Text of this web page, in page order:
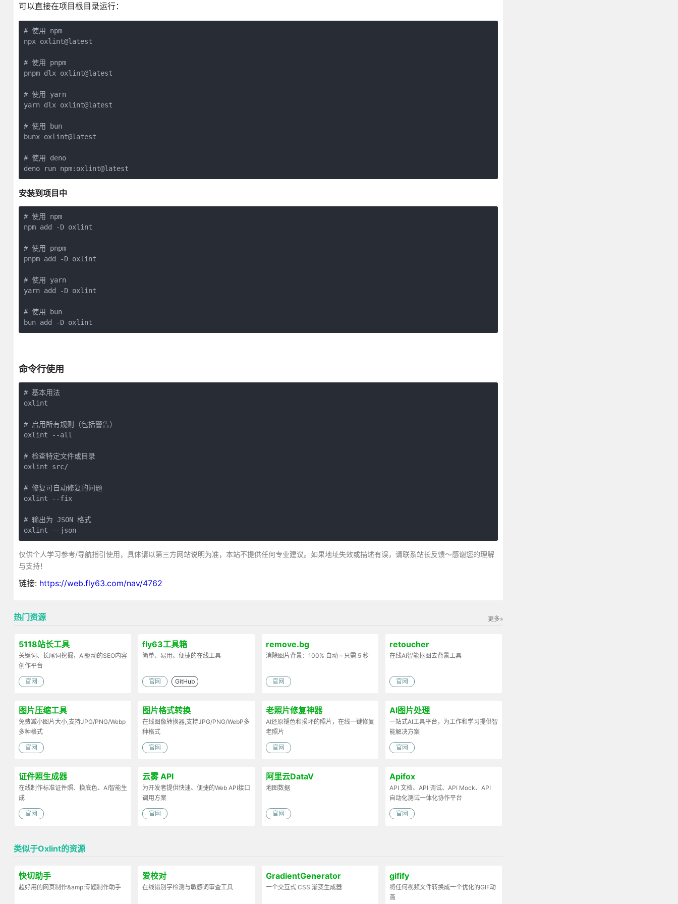
可以直接在项目根目录运行：
# 使用 npm
npx oxlint@latest
# 使用 pnpm
pnpm dlx oxlint@latest
# 使用 yarn
yarn dlx oxlint@latest
# 使用 bun
bunx oxlint@latest
# 使用 deno
deno run npm:oxlint@latest
安装到项目中
# 使用 npm
npm add -D oxlint
# 使用 pnpm
pnpm add -D oxlint
# 使用 yarn
yarn add -D oxlint
# 使用 bun
bun add -D oxlint
命令行使用
# 基本用法
oxlint
# 启用所有规则（包括警告）
oxlint --all
# 检查特定文件或目录
oxlint src/
# 修复可自动修复的问题
oxlint --fix
# 输出为 JSON 格式
oxlint --json
仅供个人学习参考/导航指引使用，具体请以第三方网站说明为准，本站不提供任何专业建议。如果地址失效或描述有误，请联系站长反馈～感谢您的理解
与支持！
链接: https://web.fly63.com/nav/4762
更多»
热门资源
5118站长工具
关键词、长尾词挖掘，AI驱动的SEO内容
创作平台
官网
fly63工具箱
简单、易用、便捷的在线工具
官网 GitHub
remove.bg
消除图片背景：100% 自动 – 只需 5 秒
官网
retoucher
在线AI智能抠图去背景工具
官网
图片压缩工具
免费减小图片大小,支持JPG/PNG/Webp
多种格式
官网
图片格式转换
在线图像转换器,支持JPG/PNG/WebP多
种格式
官网
老照片修复神器
AI还原褪色和损坏的照片，在线一键修复
老照片
官网
AI图片处理
一站式AI工具平台，为工作和学习提供智
能解决方案
官网
证件照生成器
在线制作标准证件照、换底色、AI智能生
成
官网
云雾 API
为开发者提供快速、便捷的Web API接口
调用方案
官网
阿里云DataV
地图数据
官网
Apifox
API 文档、API 调试、API Mock、API
自动化测试一体化协作平台
官网
类似于Oxlint的资源
快切助手
超好用的网页制作&amp;专题制作助手
爱校对
在线错别字检测与敏感词审查工具
GradientGenerator
一个交互式 CSS 渐变生成器
gifify
将任何视频文件转换成一个优化的GIF动
画